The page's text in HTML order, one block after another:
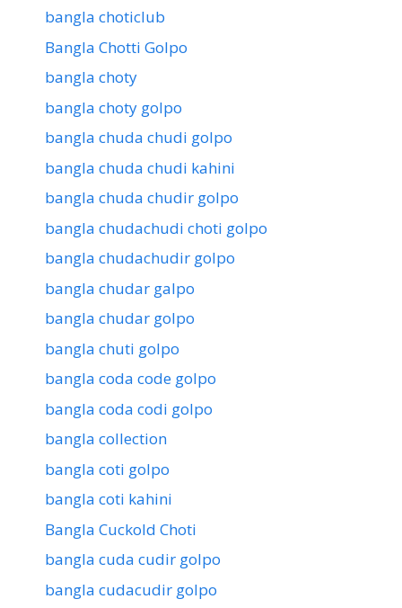
bangla choticlub
Bangla Chotti Golpo
bangla choty
bangla choty golpo
bangla chuda chudi golpo
bangla chuda chudi kahini
bangla chuda chudir golpo
bangla chudachudi choti golpo
bangla chudachudir golpo
bangla chudar galpo
bangla chudar golpo
bangla chuti golpo
bangla coda code golpo
bangla coda codi golpo
bangla collection
bangla coti golpo
bangla coti kahini
Bangla Cuckold Choti
bangla cuda cudir golpo
bangla cudacudir golpo